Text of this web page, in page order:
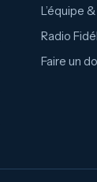
L’équipe
Radio
Faire un